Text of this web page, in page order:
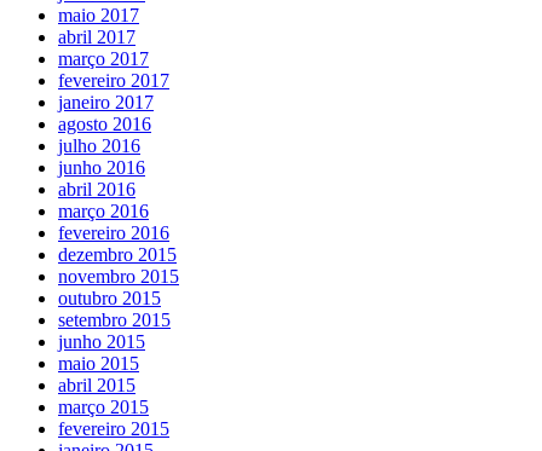
maio 2017
abril 2017
março 2017
fevereiro 2017
janeiro 2017
agosto 2016
julho 2016
junho 2016
abril 2016
março 2016
fevereiro 2016
dezembro 2015
novembro 2015
outubro 2015
setembro 2015
junho 2015
maio 2015
abril 2015
março 2015
fevereiro 2015